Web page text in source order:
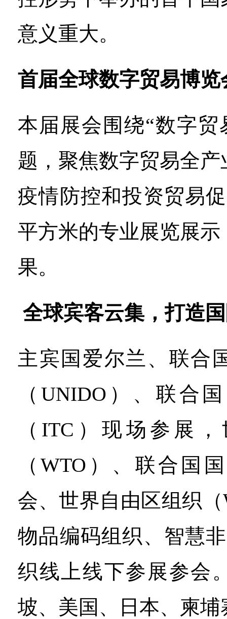
意义重大。
首届全球数字贸易博览
本届展会围绕“数字贸
题，聚焦数字贸易全
疫情防控和投资贸易
平方米的专业展览展
果。
全球宾客云集，打造
主宾国爱尔兰、联合
（UNIDO）、联合
（ITC）现场参展
（WTO）、联合国
会、世界自由区组织
物品编码组织、智慧
织线上线下参展参会
坡、美国、日本、柬